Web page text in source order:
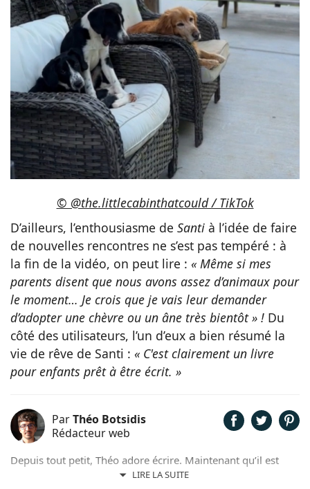
© @the.littlecabinthatcould / TikTok
D’ailleurs, l’enthousiasme de Santi à l’idée de faire
de nouvelles rencontres ne s’est pas tempéré : à
la fin de la vidéo, on peut lire : « Même si mes
parents disent que nous avons assez d’animaux pour
le moment… Je crois que je vais leur demander
d’adopter une chèvre ou un âne très bientôt » ! Du
côté des utilisateurs, l’un d’eux a bien résumé la
vie de rêve de Santi : « C'est clairement un livre
pour enfants prêt à être écrit. »
ParThéo Botsidis
Rédacteur web
LIRE LA SUITE
Depuis tout petit, Théo adore écrire. Maintenant qu’il est
rédacteur web, il partage avec plaisir ce qu’il découvre sur le